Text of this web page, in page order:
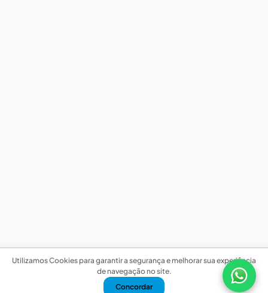
Utilizamos Cookies para garantir a segurança e melhorar sua experiência
de navegação no site.
Concordar